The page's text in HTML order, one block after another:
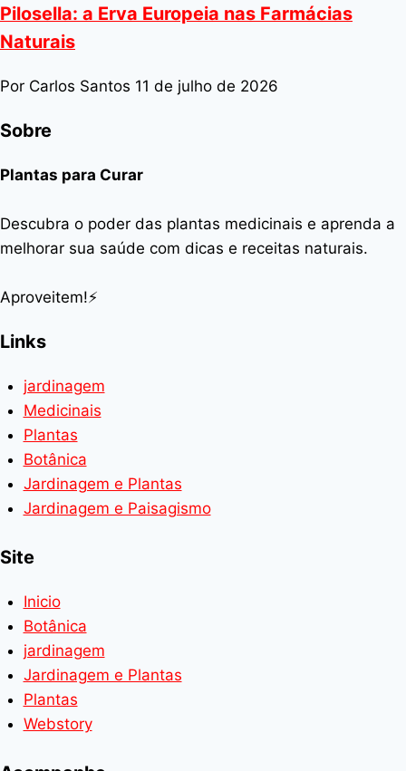
Pilosella: a Erva Europeia nas Farmácias
Naturais
Por Carlos Santos 11 de julho de 2026
Sobre
Plantas para Curar
Descubra o poder das plantas medicinais e aprenda a
melhorar sua saúde com dicas e receitas naturais.
Aproveitem!⚡
Links
jardinagem
Medicinais
Plantas
Botânica
Jardinagem e Plantas
Jardinagem e Paisagismo
Site
Inicio
Botânica
jardinagem
Jardinagem e Plantas
Plantas
Webstory